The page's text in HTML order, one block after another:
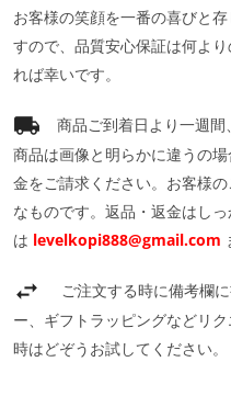
お客様の笑顔を一番の喜びと
すので、品質安心保証は何よ
れば幸いです。
商品ご到着日より一週
商品は画像と明らかに違うの
金をご請求ください。お客様
なものです。返品・返金はし
は levelkopi888@gmail.com
ご注文する時に備考欄
ー、ギフトラッピングなどリ
時はどぞうお試してください。